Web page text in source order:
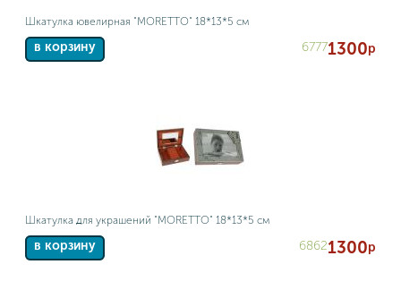
Шкатулка ювелирная "MORETTO" 18*13*5 см
в корзину 67771300р
Шкатулка для украшений "MORETTO" 18*13*5 см
в корзину 68621300р